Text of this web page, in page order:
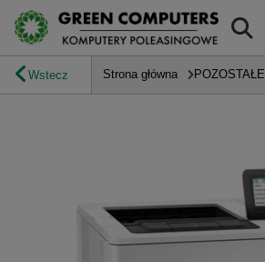
Wstecz Strona główna POZOSTAŁE